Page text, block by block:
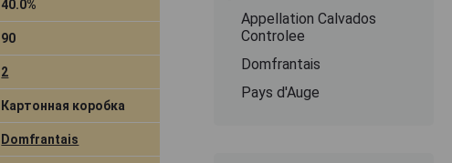
40.0%
90
2
Картонная коробка
Domfrantais
Appellation Calvados
Controlee
Domfrantais
Pays d'Auge